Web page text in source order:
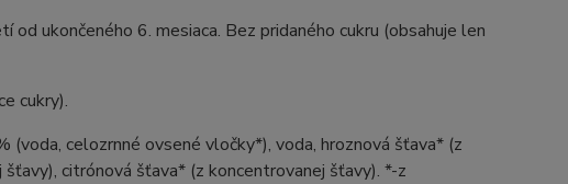
ukončeného 6. mesiaca. Bez pridaného cukru (obsahuje len
cukry).
celozrnné ovsené vločky*), voda, hroznová šťava* (z
citrónová šťava* (z koncentrovanej šťavy). *-z